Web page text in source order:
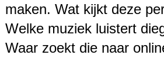
maken. Wat kijkt deze
Welke muziek luistert
Waar zoekt die naar